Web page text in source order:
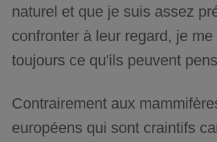
naturel et que je suis assez
confronter à leur regard, je me
toujours ce qu'ils peuvent
Contrairement aux
européens qui sont craintifs